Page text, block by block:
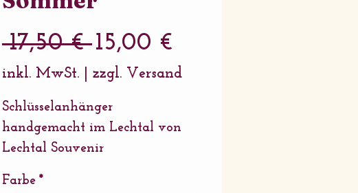
17,50 € Standardpreis
15,00 €
Preis
inkl. MwSt. zzgl. Versand
Schlüsselanhänger
handgemacht im Lechtal von
Lechtal Souvenir
Farbe *